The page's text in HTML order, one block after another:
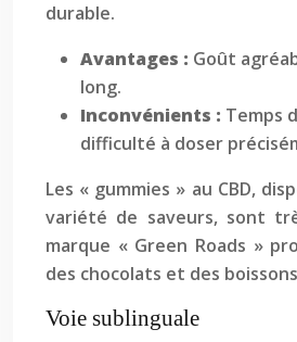
durable.
Avantages : Goût
long.
Inconvénients : Temps
difficulté à doser
Les « gummies » au CBD,
variété de saveurs, sont
marque « Green Roads »
des chocolats et des boissons
Voie sublinguale